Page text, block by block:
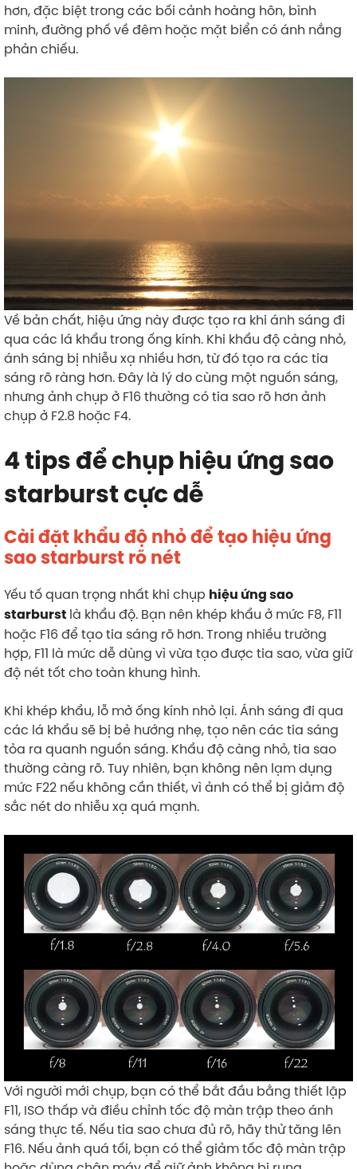
hơn, đặc biệt trong các bối cảnh hoàng hôn, bình
minh, đường phố về đêm hoặc mặt biển có ánh nắng
phản chiếu.
Về bản chất, hiệu ứng này được tạo ra khi ánh sáng đi
qua các lá khẩu trong ống kính. Khi khẩu độ càng nhỏ,
ánh sáng bị nhiễu xạ nhiều hơn, từ đó tạo ra các tia
sáng rõ ràng hơn. Đây là lý do cùng một nguồn sáng,
nhưng ảnh chụp ở F16 thường có tia sao rõ hơn ảnh
chụp ở F2.8 hoặc F4.
4 tips để chụp hiệu ứng sao
starburst cực dễ
Cài đặt khẩu độ nhỏ để tạo hiệu ứng
sao starburst rõ nét
Yếu tố quan trọng nhất khi chụp hiệu ứng sao
starburst là khẩu độ. Bạn nên khép khẩu ở mức F8, F11
hoặc F16 để tạo tia sáng rõ hơn. Trong nhiều trường
hợp, F11 là mức dễ dùng vì vừa tạo được tia sao, vừa giữ
độ nét tốt cho toàn khung hình.
Khi khép khẩu, lỗ mở ống kính nhỏ lại. Ánh sáng đi qua
các lá khẩu sẽ bị bẻ hướng nhẹ, tạo nên các tia sáng
tỏa ra quanh nguồn sáng. Khẩu độ càng nhỏ, tia sao
thường càng rõ. Tuy nhiên, bạn không nên lạm dụng
mức F22 nếu không cần thiết, vì ảnh có thể bị giảm độ
sắc nét do nhiễu xạ quá mạnh.
Với người mới chụp, bạn có thể bắt đầu bằng thiết lập
F11, ISO thấp và điều chỉnh tốc độ màn trập theo ánh
sáng thực tế. Nếu tia sao chưa đủ rõ, hãy thử tăng lên
F16. Nếu ảnh quá tối, bạn có thể giảm tốc độ màn trập